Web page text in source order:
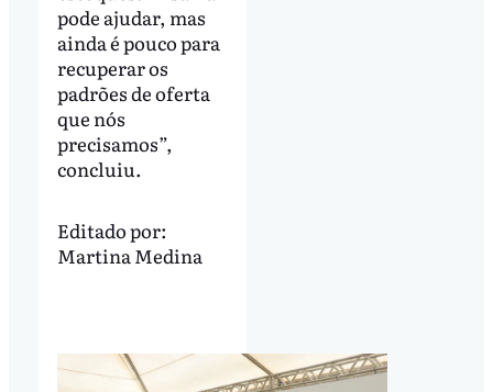
pode ajudar, mas
ainda é pouco para
recuperar os
padrões de oferta
que nós
precisamos”,
concluiu.
Editado por:
Martina Medina